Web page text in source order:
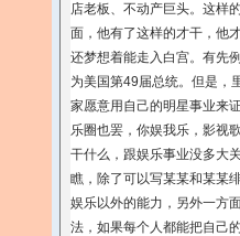
店老板、不动产巨头。这样
面，他有了这样的才干，他
还梦想着能走入白宫。有先
为美国第49届总统。但是，
家愿意用自己的明星事业来
乐圈也罢，你娱我乐，影视
干什么，跟娱乐事业没多大
瞧，除了可以写某某和某某
娱乐以外的能力，另外一方
法，如果每个人都能把自己